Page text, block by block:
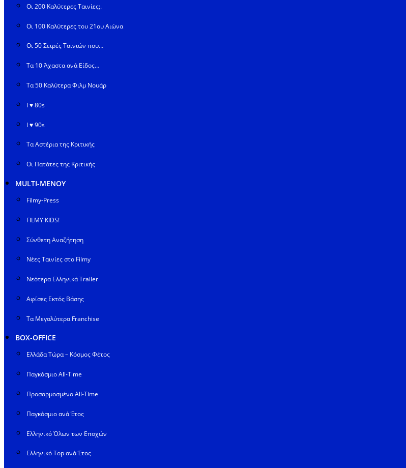
Οι 200 Καλύτερες Ταινίες;.
Οι 100 Καλύτερες του 21ου Αιώνα
Οι 50 Σειρές Ταινιών που…
Τα 10 Άχαστα ανά Είδος…
Τα 50 Καλύτερα Φιλμ Νουάρ
I ♥ 80s
I ♥ 90s
Τα Αστέρια της Κριτικής
Οι Πατάτες της Κριτικής
MULTI-ΜΕΝΟΥ
Filmy-Press
FILMY KIDS!
Σύνθετη Αναζήτηση
Νέες Ταινίες στο Filmy
Νεότερα Ελληνικά Trailer
Αφίσες Εκτός Βάσης
Τα Μεγαλύτερα Franchise
BOX-OFFICE
Ελλάδα Τώρα – Κόσμος Φέτος
Παγκόσμιο All-Time
Προσαρμοσμένο All-Time
Παγκόσμιο ανά Έτος
Ελληνικό Όλων των Εποχών
Ελληνικό Top ανά Έτος